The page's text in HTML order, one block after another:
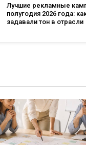
Лучшие рекламные
полугодия 2026 года:
задавали тон в отрасли